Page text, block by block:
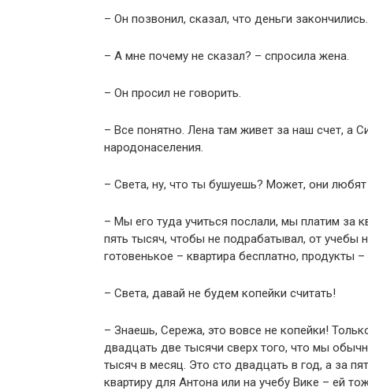
– Он позвонил, сказал, что деньги
– А мне почему не сказал? – спросила жена.
– Он просил не говорить.
– Все понятно. Лена там живет за наш счет, а
народонаселения.
– Света, ну, что ты бушуешь? Может, они
– Мы его туда учиться послали, мы платим за
пять тысяч, чтобы не подрабатывал, от учебы
готовенькое – квартира бесплатно, продукты
– Света, давай не будем копейки считать!
– Знаешь, Сережа, это вовсе не копейки!
двадцать две тысячи сверх того, что мы
тысяч в месяц. Это сто двадцать в год, а за
квартиру для Антона или на учебу Вике – ей